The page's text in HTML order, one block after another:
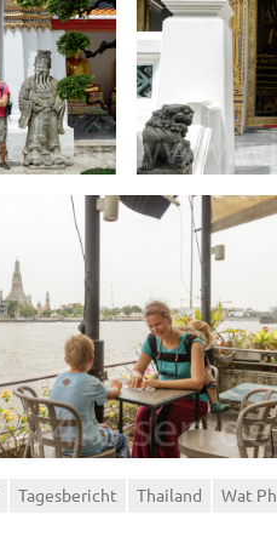
Tagesbericht Thailand Wat